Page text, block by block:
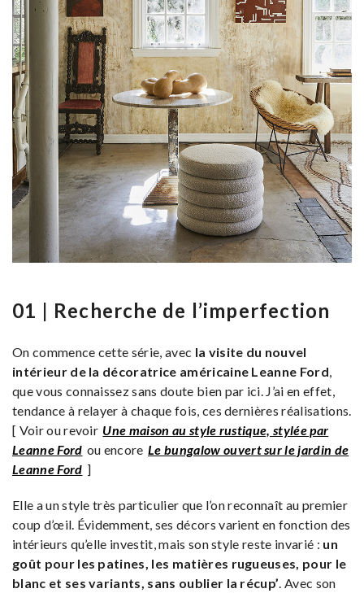
01 | Recherche de l’imperfection
On commence cette série, avec la visite du nouvel
intérieur de la décoratrice américaine Leanne Ford
que vous connaissez sans doute bien par ici. J’ai en effet,
tendance à relayer à chaque fois, ces dernières réalisations.
[ Voir ou revoir Une maison au style rustique, stylée par
Leanne Ford ou encore Le bungalow ouvert sur le jardin de
Leanne Ford ]
Elle a un style très particulier que l’on reconnaît au premier
coup d’œil. Évidemment, ses décors varient en fonction des
intérieurs qu’elle investit, mais son style reste invarié : un
goût pour les patines, les matières rugueuses, pour le
blanc et ses variants, sans oublier la récup’ . Avec son